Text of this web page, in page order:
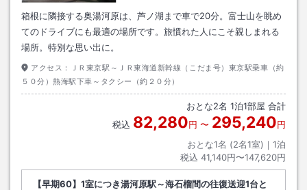
箱根に隣接する奥湯河原は、芦ノ湖まで車で20分。富士山を眺め
てのドライブにも最適の場所です。旅慣れた人にこそ親しまれる
場所。特別な思い出に。
アクセス：
ＪＲ東京駅～ＪＲ東海道新幹線（こだま号）東京駅乗車（約
５０分）熱海駅下車～タクシー（約２０分）
おとな2名 1泊1部屋 合計
税込 82,280円 〜 295,240円
おとな1名 (2名1室)｜ 1泊
税込 41,140円〜147,620円
【早期60】1室につき湯河原駅～海石榴間の往復送迎1台と